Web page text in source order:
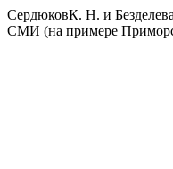
СердюковК. Н. и
СМИ (на примере